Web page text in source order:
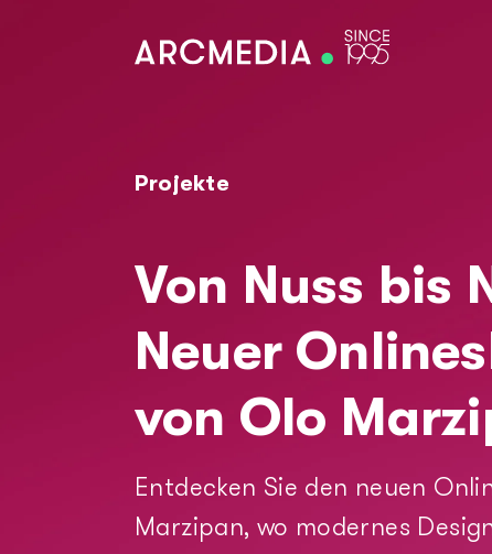
D E
Main navigation
Digitales Angebot
Technologien
Alles zu Arcmedia
Projekte
Von Nuss bis
Neuer
von Olo
Entdecken Sie den neuen
Marzipan, wo modernes